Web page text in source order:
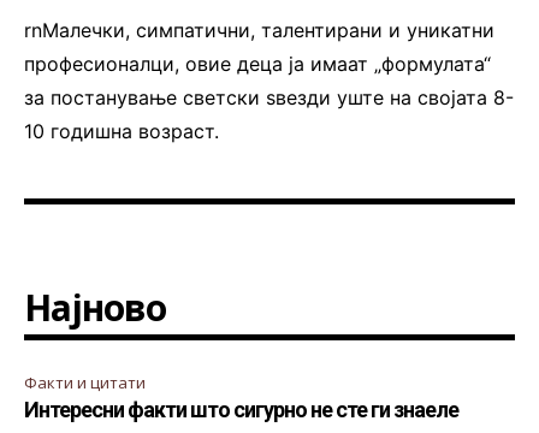
rnМалечки, симпатични, талентирани и уникатни
професионалци, овие деца ја имаат „формулата“
за постанување светски ѕвезди уште на својата 8-
10 годишна возраст.
Најново
Факти и цитати
Интересни факти што сигурно не сте ги знаеле